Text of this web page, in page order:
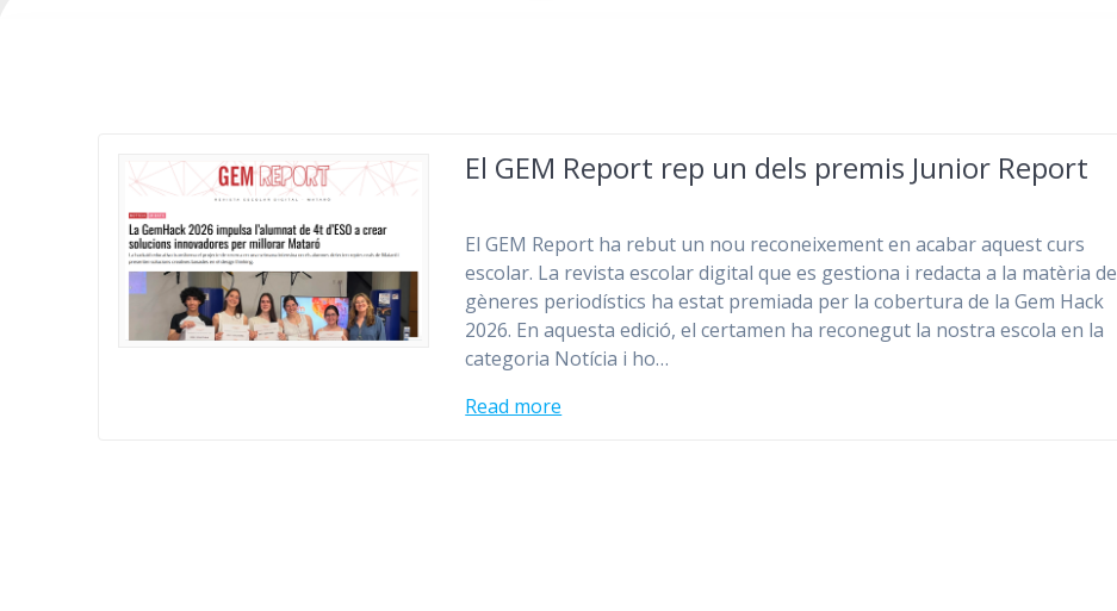
El GEM Report rep un dels premis Junior Report
El GEM Report ha rebut un nou reconeixement en acabar aquest curs
escolar. La revista escolar digital que es gestiona i redacta a la matèria de
gèneres periodístics ha estat premiada per la cobertura de la Gem Hack
2026. En aquesta edició, el certamen ha reconegut la nostra escola en la
categoria Notícia i ho…
Read more